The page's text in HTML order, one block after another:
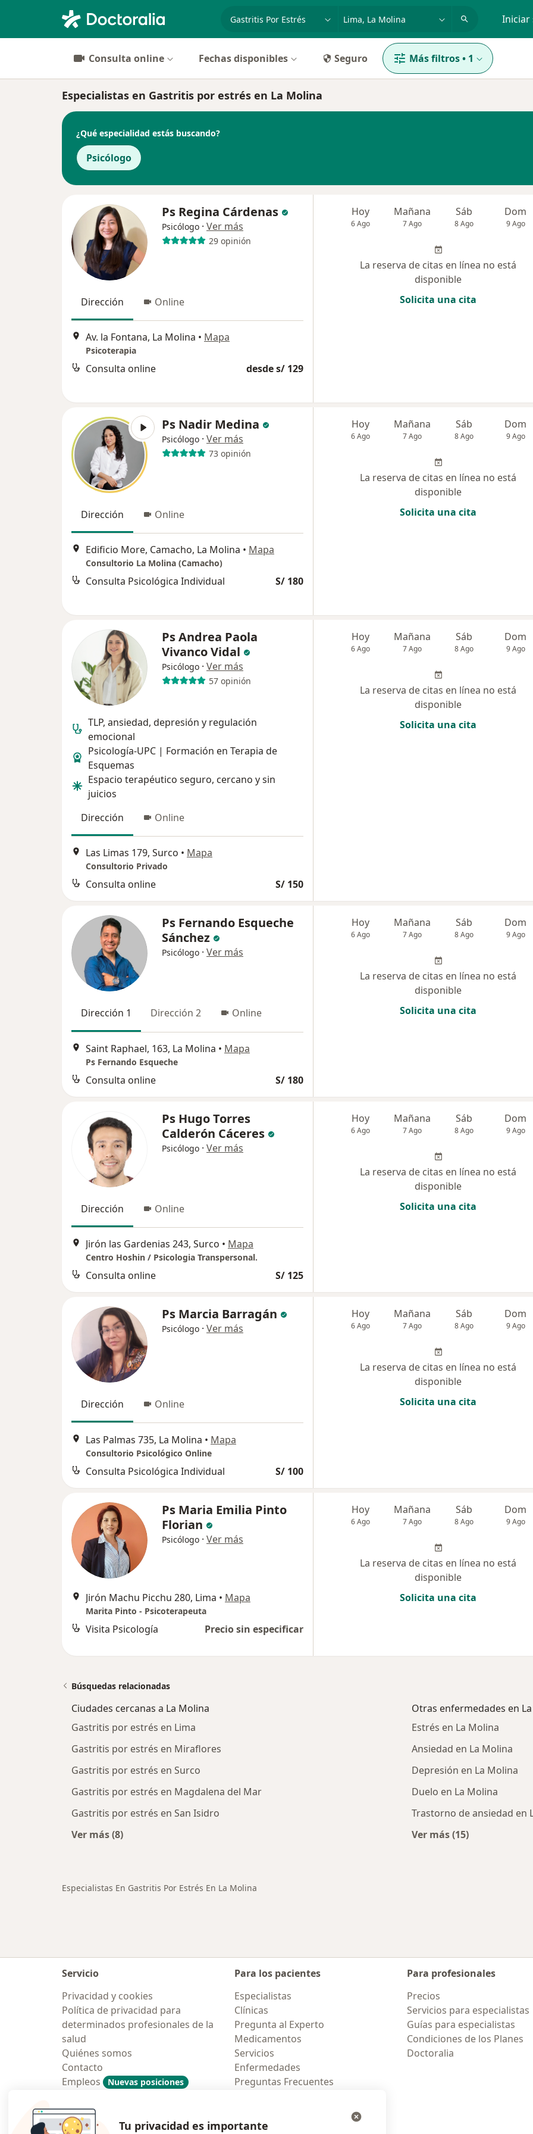
especialidad, enfermedad o nombre Iniciar
Consulta online Fechas disponibles Seguro Más filtros• 1
Especialistas en Gastritis por estrés en La Molina
¿Qué especialidad estás buscando?
Psicólogo
Ps Regina Cárdenas
Psicólogo · Ver más
29 opinión
Dirección Online
Av. la Fontana, La Molina • Mapa
Psicoterapia
Consulta online desde s/ 129
Hoy
6 Ago
Mañana
7 Ago
Sáb
8 Ago
Dom
9 Ago
La reserva de citas en línea no está
disponible
Solicita una cita
Ps Nadir Medina
Psicólogo · Ver más
73 opinión
Dirección Online
Edificio More, Camacho, La Molina • Mapa
Consultorio La Molina (Camacho)
Consulta Psicológica Individual S/ 180
Hoy
6 Ago
Mañana
7 Ago
Sáb
8 Ago
Dom
9 Ago
La reserva de citas en línea no está
disponible
Solicita una cita
Ps Andrea Paola
Vivanco Vidal
Psicólogo · Ver más
57 opinión
TLP, ansiedad, depresión y regulación
emocional
Psicología-UPC | Formación en Terapia de
Esquemas
Espacio terapéutico seguro, cercano y sin
juicios
Dirección
Online
Las Limas 179, Surco • Mapa
Consultorio Privado
Consulta online S/ 150
Hoy
6 Ago
Mañana
7 Ago
Sáb
8 Ago
Dom
9 Ago
La reserva de citas en línea no está
disponible
Solicita una cita
Ps Fernando Esqueche
Sánchez
Psicólogo · Ver más
Dirección 1 Dirección 2 Online
Saint Raphael, 163, La Molina • Mapa
Ps Fernando Esqueche
Consulta online S/ 180
Hoy
6 Ago
Mañana
7 Ago
Sáb
8 Ago
Dom
9 Ago
La reserva de citas en línea no está
disponible
Solicita una cita
Ps Hugo Torres
Calderón Cáceres
Psicólogo · Ver más
Dirección Online
Jirón las Gardenias 243, Surco • Mapa
Centro Hoshin / Psicologia Transpersonal.
Consulta online S/ 125
Hoy
6 Ago
Mañana
7 Ago
Sáb
8 Ago
Dom
9 Ago
La reserva de citas en línea no está
disponible
Solicita una cita
Ps Marcia Barragán
Psicólogo · Ver más
Dirección Online
Las Palmas 735, La Molina • Mapa
Consultorio Psicológico Online
Consulta Psicológica Individual S/ 100
Hoy
6 Ago
Mañana
7 Ago
Sáb
8 Ago
Dom
9 Ago
La reserva de citas en línea no está
disponible
Solicita una cita
Ps Maria Emilia Pinto
Florian
Psicólogo · Ver más
Jirón Machu Picchu 280, Lima • Mapa
Marita Pinto - Psicoterapeuta
Visita Psicología Precio sin especificar
Hoy
6 Ago
Mañana
7 Ago
Sáb
8 Ago
Dom
9 Ago
La reserva de citas en línea no está
disponible
Solicita una cita
Búsquedas relacionadas
Ciudades cercanas a La Molina
Gastritis por estrés en Lima
Gastritis por estrés en Miraflores
Gastritis por estrés en Surco
Gastritis por estrés en Magdalena del Mar
Gastritis por estrés en San Isidro
Ver más (8)
Otras enfermedades en
Estrés en La Molina
Ansiedad en La Molina
Depresión en La Molina
Duelo en La Molina
Trastorno de ansiedad en
Ver más (15)
Especialistas En Gastritis Por Estrés En La Molina
Servicio
Privacidad y cookies
Política de privacidad para
determinados profesionales de la
salud
Quiénes somos
Contacto
Empleos
Nuevas posiciones
Contratación
Para los pacientes
Especialistas
Clínicas
Pregunta al Experto
Medicamentos
Servicios
Enfermedades
Preguntas Frecuentes
Para profesionales
Precios
Servicios para especialistas
Guías para especialistas
Condiciones de los Planes
Doctoralia
Tu privacidad es importante